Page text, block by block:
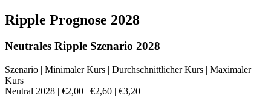
Ripple Prognose 2028
Neutrales Ripple Szenario 2028
Szenario | Minimaler Kurs | Durchschnittlicher Kurs | Maximaler
Kurs
Neutral 2028 | €2,00 | €2,60 | €3,20